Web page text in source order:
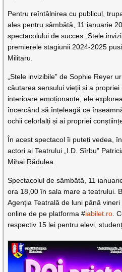
Pentru reîntâlnirea cu publicul,
ales pentru sâmbătă, 11 ianuarie
spectacolului de succes „Stele
premierele stagiunii 2024-2025
Militaru.
„Stele invizibile” de Sophie Reyer
căutarea sensului vieții și a
interioare emoționante, ele
încercând să înțeleagă ce
ochii celorlalți și ai propriei
În acest spectacol îi puteți vedea,
actori ai Teatrului „I.D. Sîrbu”
Mihai Rădulea.
Spectacolul de sâmbătă, 11
ora 18,00 în sala mare a teatrului.
Agenția Teatrală de luni până
online de pe platforma #iabilet.ro.
respectiv 15 lei pentru elevi,